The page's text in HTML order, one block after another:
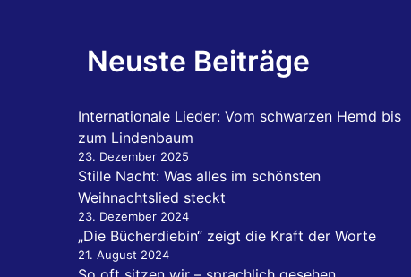
Neuste Beiträge
Internationale Lieder: Vom schwarzen Hemd bis
zum Lindenbaum
23. Dezember 2025
Stille Nacht: Was alles im schönsten
Weihnachtslied steckt
23. Dezember 2024
„Die Bücherdiebin“ zeigt die Kraft der Worte
21. August 2024